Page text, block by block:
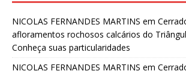
NICOLAS FERNANDES MARTINS em
afloramentos rochosos calcários do
Conheça suas particularidades
NICOLAS FERNANDES MARTINS em